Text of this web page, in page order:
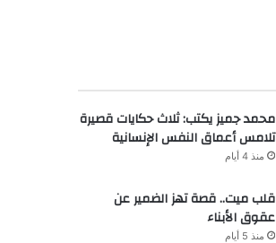
محمد جميز يكتب: ثلاث حكايات قصيرة
تلامس أعماق النفس الإنسانية
منذ 4 أيام
قلب ميت.. قصة تهز الضمير عن
عقوق الأبناء
منذ 5 أيام